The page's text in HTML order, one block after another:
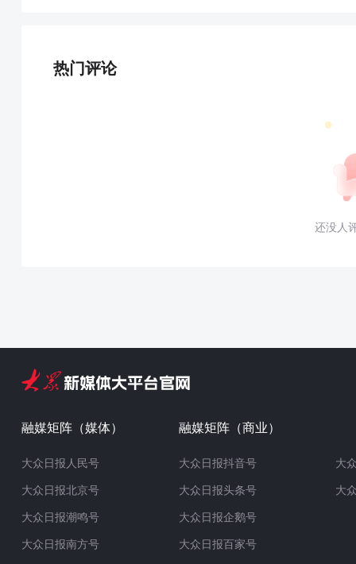
热门评论
还没人
融媒矩阵（媒体）
大众日报人民号
大众日报北京号
大众日报潮鸣号
大众日报南方号
融媒矩阵（商业）
大众日报抖音号
大众日报头条号
大众日报企鹅号
大众日报百家号
大
大